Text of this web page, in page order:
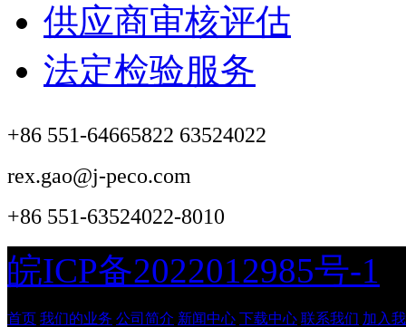
供应商审核评估
法定检验服务
+86 551-64665822 63524022
rex.gao@j-peco.com
+86 551-63524022-8010
皖ICP备2022012985号-1
首页 我们的业务 公司简介 新闻中心 下载中心 联系我们 加入